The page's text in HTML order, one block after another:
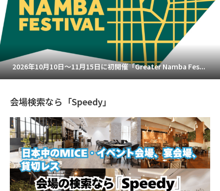
2026年10月10日～11月15日に初開催「Greater Namba Fes...
会場検索なら「Speedy」